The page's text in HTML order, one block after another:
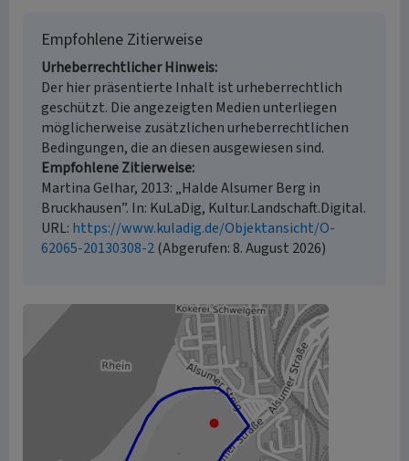
Empfohlene Zitierweise
Urheberrechtlicher Hinweis
Der hier präsentierte Inhalt ist urheberrechtlich
geschützt. Die angezeigten Medien unterliegen
möglicherweise zusätzlichen urheberrechtlichen
Bedingungen, die an diesen ausgewiesen sind.
Empfohlene Zitierweise
Martina Gelhar, 2013: „Halde Alsumer Berg in
Bruckhausen”. In: KuLaDig, Kultur.Landschaft.Digital.
URL: https://www.kuladig.de/Objektansicht/O-
62065-20130308-2(Abgerufen: 8. August 2026)